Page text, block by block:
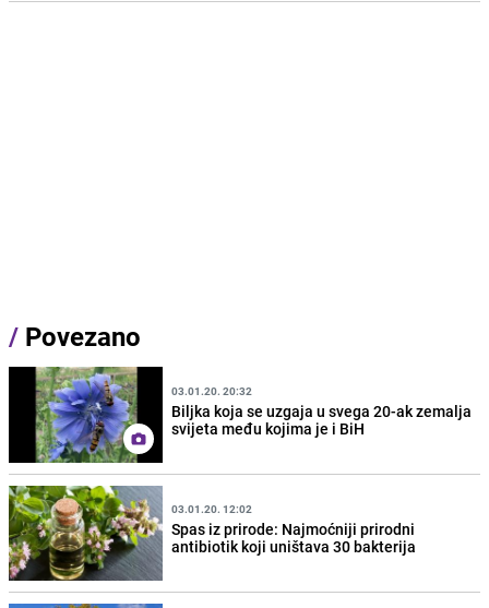
/ Povezano
03.01.20. 20:32
Biljka koja se uzgaja u svega 20-ak zemalja
svijeta među kojima je i BiH
03.01.20. 12:02
Spas iz prirode: Najmoćniji prirodni
antibiotik koji uništava 30 bakterija